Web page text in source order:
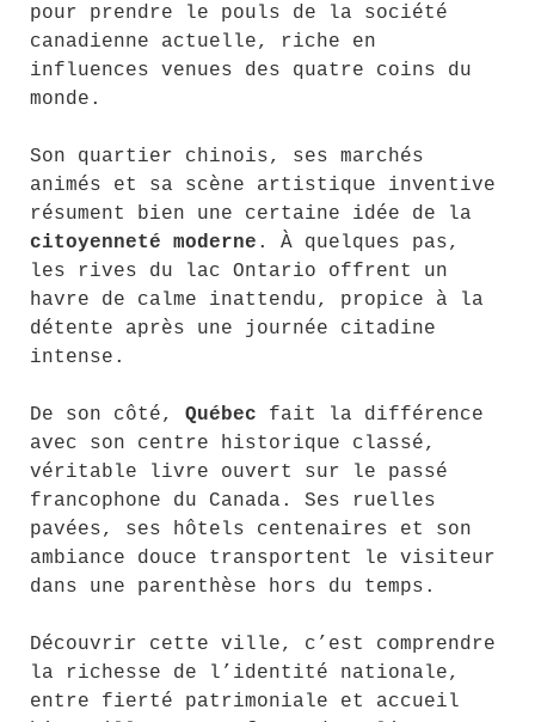
pour prendre le pouls de la société
canadienne actuelle, riche en
influences venues des quatre coins du
monde.
Son quartier chinois, ses marchés
animés et sa scène artistique inventive
résument bien une certaine idée de la
citoyenneté moderne . À quelques pas,
les rives du lac Ontario offrent un
havre de calme inattendu, propice à la
détente après une journée citadine
intense.
De son côté, Québec fait la différence
avec son centre historique classé,
véritable livre ouvert sur le passé
francophone du Canada. Ses ruelles
pavées, ses hôtels centenaires et son
ambiance douce transportent le visiteur
dans une parenthèse hors du temps.
Découvrir cette ville, c’est comprendre
la richesse de l’identité nationale,
entre fierté patrimoniale et accueil